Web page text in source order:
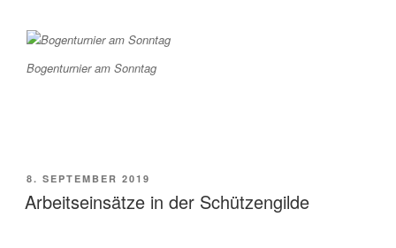
Bogenturnier am Sonntag
VERÖFFENTLICHT
AM
8. SEPTEMBER 2019
Arbeitseinsätze in der Schützengilde